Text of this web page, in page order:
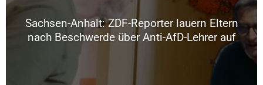
Sachsen-Anhalt: ZDF-Reporter lauern Eltern
nach Beschwerde über Anti-AfD-Lehrer auf